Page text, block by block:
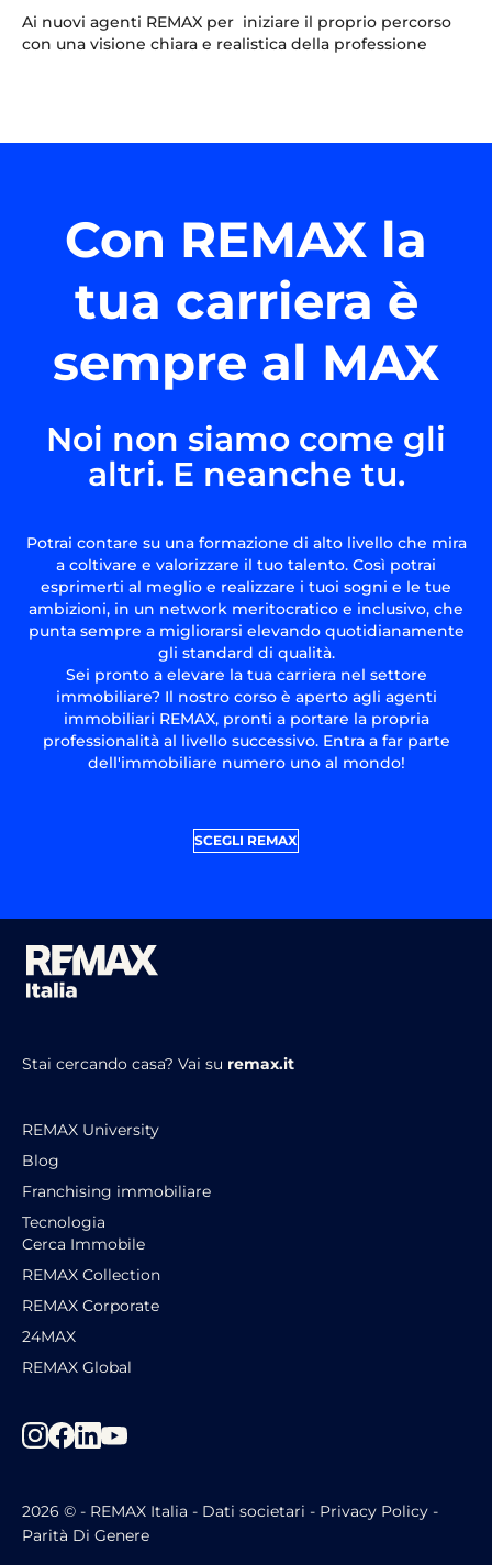
Ai nuovi agenti REMAX per iniziare il proprio percorso
con una visione chiara e realistica della professione
Con REMAX la
tua carriera è
sempre al MAX
Noi non siamo come gli
altri. E neanche tu.
Potrai contare su una formazione di alto livello che mira
a coltivare e valorizzare il tuo talento. Così potrai
esprimerti al meglio e realizzare i tuoi sogni e le tue
ambizioni, in un network meritocratico e inclusivo, che
punta sempre a migliorarsi elevando quotidianamente
gli standard di qualità.
Sei pronto a elevare la tua carriera nel settore
immobiliare? Il nostro corso è aperto agli agenti
immobiliari REMAX, pronti a portare la propria
professionalità al livello successivo. Entra a far parte
dell'immobiliare numero uno al mondo!
SCEGLI REMAX
Stai cercando casa? Vai su remax.it
REMAX University
Blog
Franchising immobiliare
Tecnologia
Cerca Immobile
REMAX Collection
REMAX Corporate
24MAX
REMAX Global
2026 © - REMAX Italia - Dati societari - Privacy Policy -
Parità Di Genere